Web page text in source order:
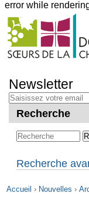
error while
Outils
personnels
au
contenu.
Aller
navigation
Newsletter
Recherche
Recherche
Accueil › Nouvelles ›